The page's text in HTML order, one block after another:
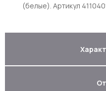
(белые). Артикул